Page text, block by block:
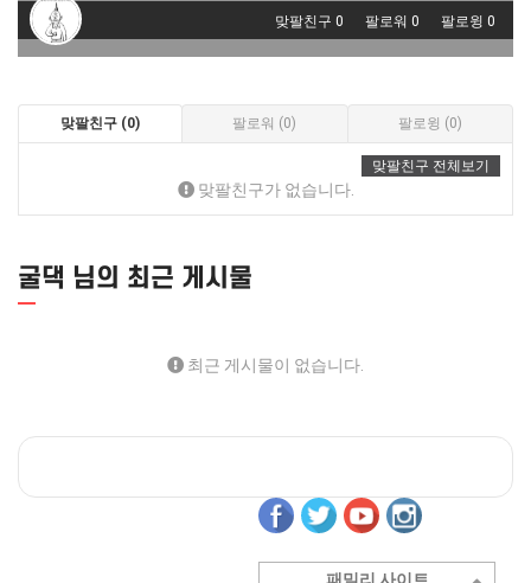
맞팔친구 0 팔로워 0 팔로윙 0
맞팔친구 (0) 팔로워 (0) 팔로윙 (0)
맞팔친구 전체보기
맞팔친구가 없습니다.
굴댁 님의 최근 게시물
최근 게시물이 없습니다.